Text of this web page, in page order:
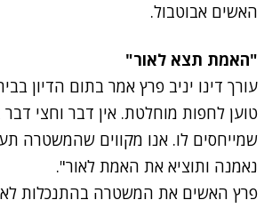
האשים אבוטבול.
"האמת תצא לאור"
עורך דינו יניב פרץ אמר בתום הדיון
טוען לחפות מוחלטת. אין דבר וחצי דבר
שמייחסים לו. אנו מקווים שהמשטרה
נאמנה ותוציא את האמת לאור".
פרץ האשים את המשטרה בהתנכלות